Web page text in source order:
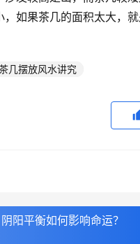
如果茶几的面积太大，
几摆放风水讲究
阳平衡如何影响命运？